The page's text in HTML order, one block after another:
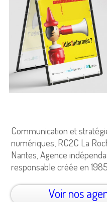
Communication et
numériques, RC2C La
Nantes, Agence
responsable créée en
Voir nos